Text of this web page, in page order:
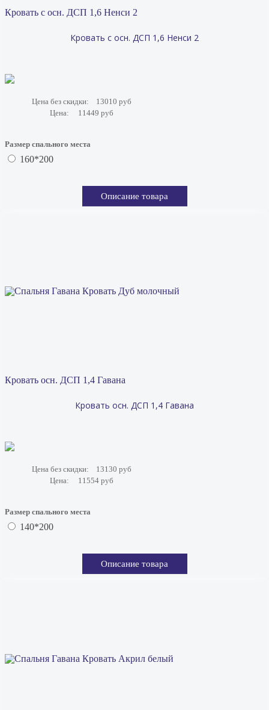
Кровать с осн. ДСП 1,6 Ненси 2
Кровать с осн. ДСП 1,6 Ненси 2
Цена без скидки:
13010 руб
Цена:
11449 руб
Размер спального места
160*200
Описание товара
Кровать осн. ДСП 1,4 Гавана
Кровать осн. ДСП 1,4 Гавана
Цена без скидки:
13130 руб
Цена:
11554 руб
Размер спального места
140*200
Описание товара